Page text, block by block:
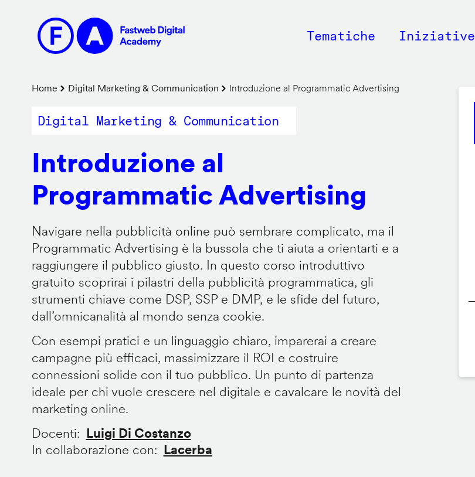
contenuto
principale
Main
Tematiche Iniziative
Briciole
di
Home Digital Marketing & Communication Introduzione al Programmatic Advertising
Digital Marketing & Communication
Introduzione al
Programmatic Advertising
Navigare nella pubblicità online può sembrare complicato, ma il
Programmatic Advertising è la bussola che ti aiuta a orientarti e a
raggiungere il pubblico giusto. In questo corso introduttivo
gratuito scoprirai i pilastri della pubblicità programmatica, gli
strumenti chiave come DSP, SSP e DMP, e le sfide del futuro,
dall’omnicanalità al mondo senza cookie.
Con esempi pratici e un linguaggio chiaro, imparerai a creare
campagne più efficaci, massimizzare il ROI e costruire
connessioni solide con il tuo pubblico. Un punto di partenza
ideale per chi vuole crescere nel digitale e cavalcare le novità del
marketing online.
Docenti
Luigi Di Costanzo
In collaborazione con
Lacerba